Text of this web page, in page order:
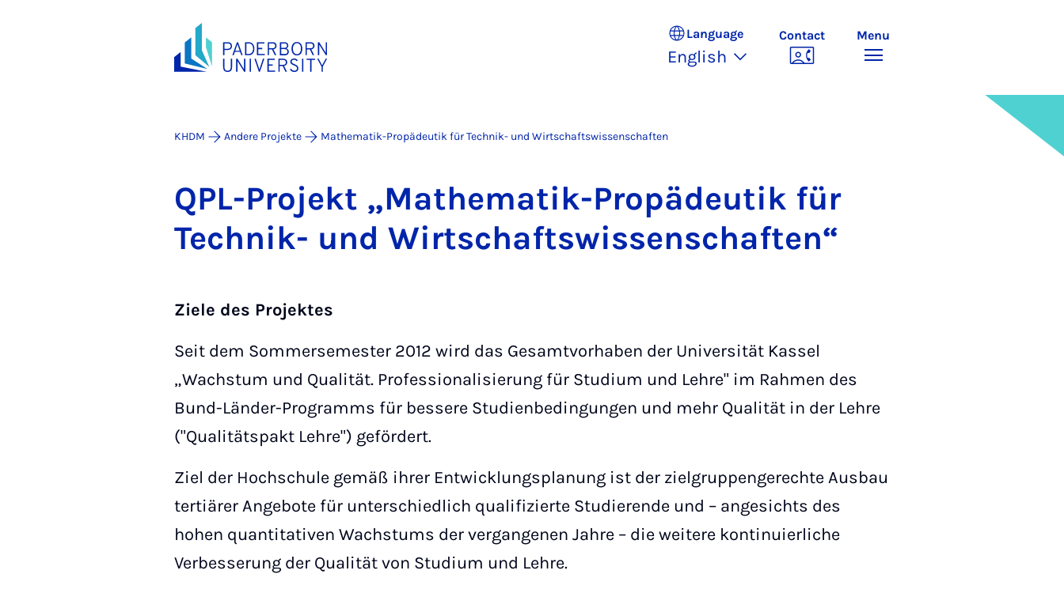
Language
English
Contact Menu
KHDM Andere Projekte Mathematik-Propädeutik für Technik- und Wirtschaftswissenschaften
QPL-Pro­jekt „Mathem­atik-Propädeut­ik für
Tech­nik- und Wirtschaft­swis­senschaften“
Ziele des Projektes
Seit dem Sommersemester 2012 wird das Gesamtvorhaben der Universität Kassel
„Wachstum und Qualität. Professionalisierung für Studium und Lehre" im Rahmen des
Bund-Länder-Programms für bessere Studienbedingungen und mehr Qualität in der Lehre
("Qualitätspakt Lehre") gefördert.
Ziel der Hochschule gemäß ihrer Entwicklungsplanung ist der zielgruppengerechte Ausbau
tertiärer Angebote für unterschiedlich qualifizierte Studierende und – angesichts des
hohen quantitativen Wachstums der vergangenen Jahre – die weitere kontinuierliche
Verbesserung der Qualität von Studium und Lehre.